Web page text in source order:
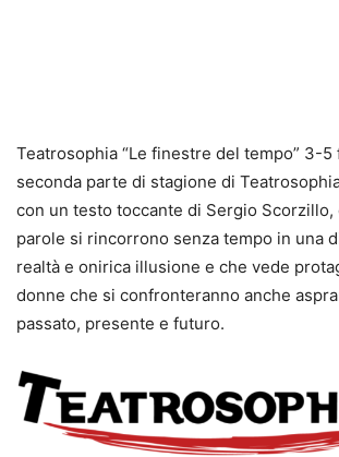
Teatrosophia “Le finestre del tempo” 3-
seconda parte di stagione di
con un testo toccante di Sergio Scorzillo,
parole si rincorrono senza tempo in una
realtà e onirica illusione e che vede
donne che si confronteranno anche
passato, presente e futuro.